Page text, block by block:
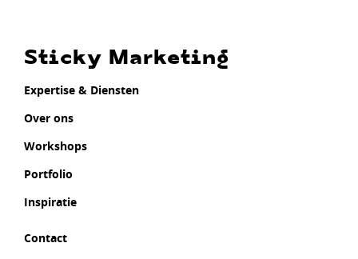
Sticky Marketing
Expertise & Diensten
Over ons
Workshops
Portfolio
Inspiratie
Contact